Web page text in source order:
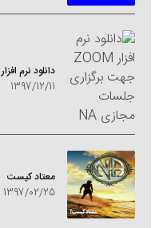
دانلود نرم افزار ZOOM جهت برگزاری جلسات مجازی NA
1397/12/11
معتاد کيست
1397/02/25